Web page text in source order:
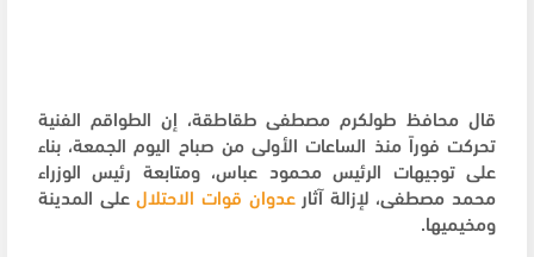
قال محافظ طولكرم مصطفى طقاطقة، إن الطواقم الفنية
تحركت فوراً منذ الساعات الأولى من صباح اليوم الجمعة، بناء
على توجيهات الرئيس محمود عباس، ومتابعة رئيس الوزراء
محمد مصطفى، لإزالة آثارعدوان قوات الاحتلالعلى المدينة
ومخيميها.